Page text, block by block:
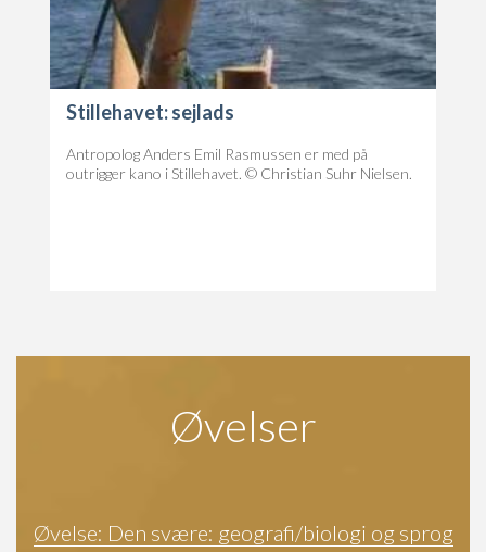
Stillehavet: sejlads
Antropolog Anders Emil Rasmussen er med på
outrigger kano i Stillehavet. © Christian Suhr Nielsen.
Øvelser
Øvelse: Den svære: geografi/biologi og sprog